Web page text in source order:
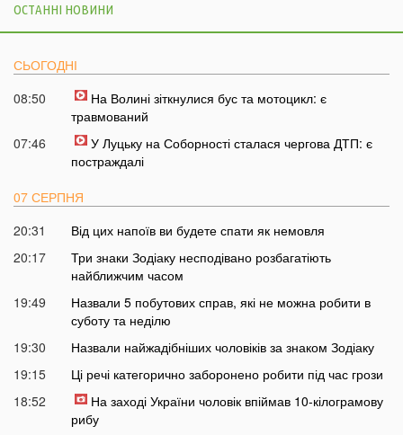
ОСТАННІ НОВИНИ
СЬОГОДНІ
08:50
На Волині зіткнулися бус та мотоцикл: є
травмований
07:46
У Луцьку на Соборності сталася чергова ДТП: є
постраждалі
07 СЕРПНЯ
20:31
Від цих напоїв ви будете спати як немовля
20:17
Три знаки Зодіаку несподівано розбагатіють
найближчим часом
19:49
Назвали 5 побутових справ, які не можна робити в
суботу та неділю
19:30
Назвали найжадібніших чоловіків за знаком Зодіаку
19:15
Ці речі категорично заборонено робити під час грози
18:52
На заході України чоловік впіймав 10-кілограмову
рибу